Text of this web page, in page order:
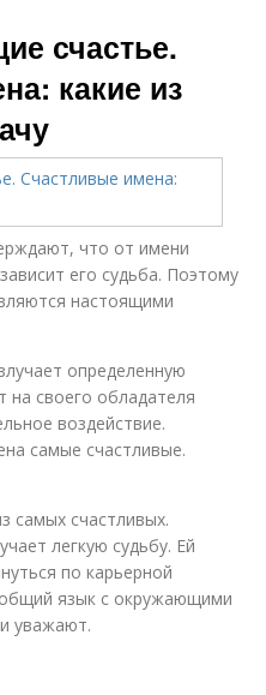
счастье.
какие из
что от имени
его судьба. Поэтому
настоящими
определенную
на своего обладателя
воздействие.
самые счастливые.
самых счастливых.
легкую судьбу. Ей
по карьерной
язык с окружающими
уважают.